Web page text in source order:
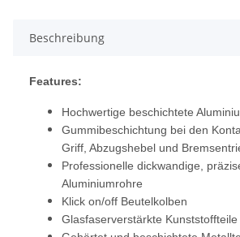
Beschreibung
Features:
Hochwertige beschichtete
Gummibeschichtung bei den
Griff, Abzugshebel und
Professionelle dickwandige,
Aluminiumrohre
Klick on/off Beutelkolben
Glasfaserverstärkte Kunststoffteile